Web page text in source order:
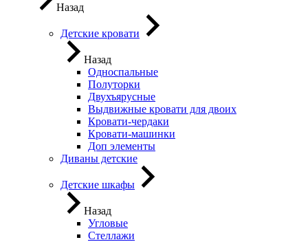
Назад
Детские кровати
Назад
Односпальные
Полуторки
Двухъярусные
Выдвижные кровати для двоих
Кровати-чердаки
Кровати-машинки
Доп элементы
Диваны детские
Детские шкафы
Назад
Угловые
Стеллажи